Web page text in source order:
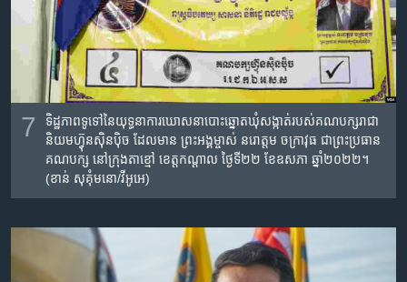
7
ទិដ្ឋភាព​ទូទៅ​នៃ​យុទ្ធនាការ​ឃោសនាបោះឆ្នោត​ឃុំសង្កាត់របស់​គណបក្ស​រាជា​
និយម​ហ្វ៊ុន​ស៊ិន​ប៉ិច​ ដែល​មាន​ ​​ព្រះអង្គម្ចាស់ នរោត្តម ចក្រា​វុធ​ ជា​ព្រះប្រធាន
គណបក្ស​ នៅក្រុង​តាខ្មៅ​ ខេត្តកណ្តាល ថ្ងៃទី​២២ ខែឧសភា ឆ្នាំ២០២២​។
(ខាន់​ សុគុំមនោ/វីអូអេ)